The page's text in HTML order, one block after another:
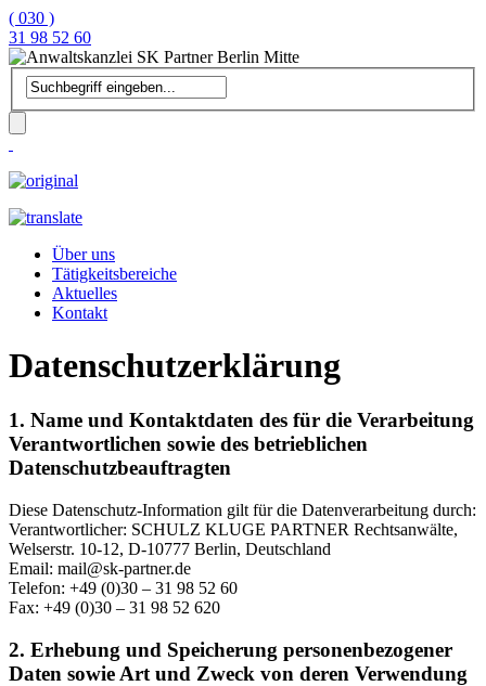
( 030 )
31 98 52 60
Über uns
Tätigkeitsbereiche
Aktuelles
Kontakt
Datenschutzerklärung
1. Name und Kontaktdaten des für die Verarbeitung
Verantwortlichen sowie des betrieblichen
Datenschutzbeauftragten
Diese Datenschutz-Information gilt für die Datenverarbeitung durch:
Verantwortlicher: SCHULZ KLUGE PARTNER Rechtsanwälte,
Welserstr. 10-12, D-10777 Berlin, Deutschland
Email: mail@sk-partner.de
Telefon: +49 (0)30 – 31 98 52 60
Fax: +49 (0)30 – 31 98 52 620
2. Erhebung und Speicherung personenbezogener
Daten sowie Art und Zweck von deren Verwendung